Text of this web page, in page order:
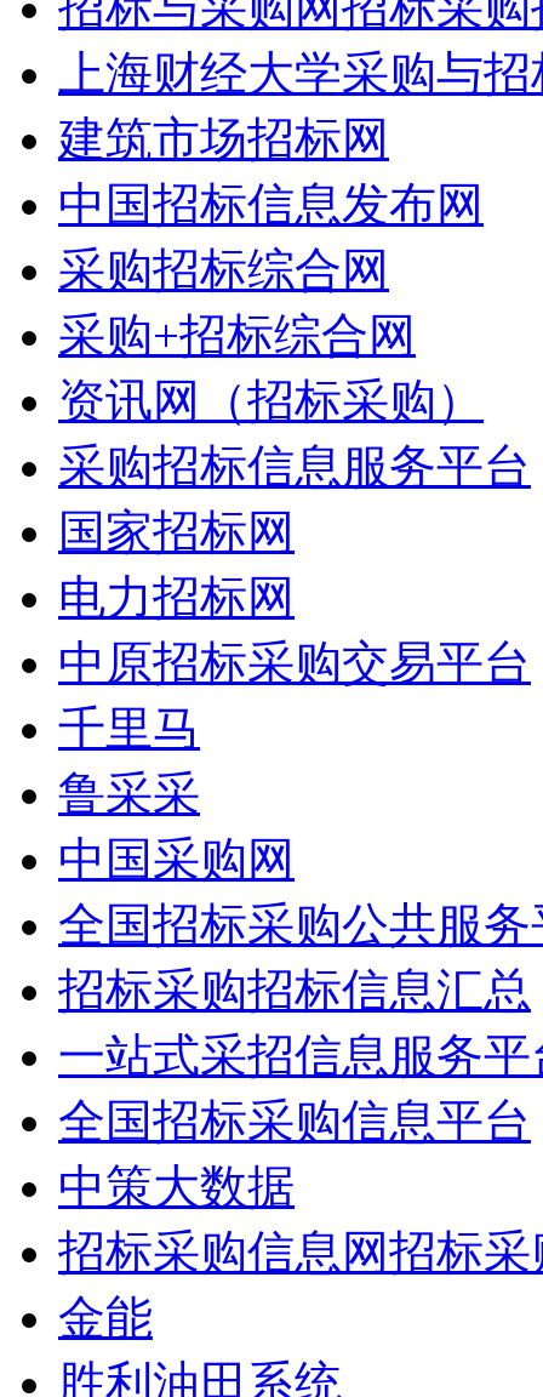
上海财经大学采购与
建筑市场招标网
中国招标信息发布网
采购招标综合网
采购+招标综合网
资讯网（招标采购）
采购招标信息服务平台
国家招标网
电力招标网
中原招标采购交易平台
千里马
鲁采采
中国采购网
全国招标采购公共服务
招标采购招标信息汇总
一站式采招信息服务平
全国招标采购信息平台
中策大数据
招标采购信息网招标
金能
胜利油田系统